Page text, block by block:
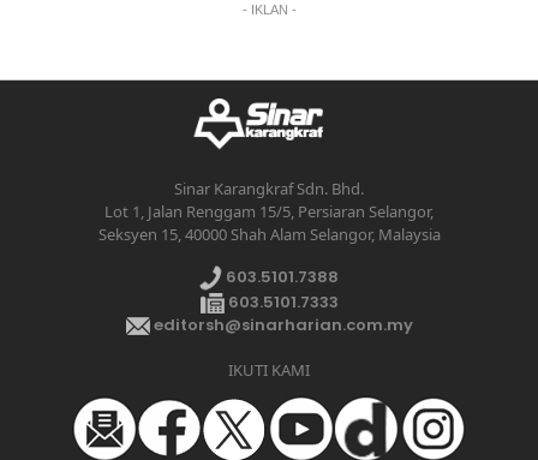
- IKLAN -
Sinar Karangkraf Sdn. Bhd.
Lot 1, Jalan Renggam 15/5, Persiaran Selangor,
Seksyen 15, 40000 Shah Alam Selangor, Malaysia
603.5101.7388
603.5101.7333
editorsh@sinarharian.com.my
IKUTI KAMI